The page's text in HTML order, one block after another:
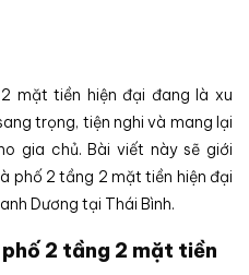
mặt tiền hiện đại đang là xu
trọng, tiện nghi và mang lại
gia chủ. Bài viết này sẽ giới
phố 2 tầng 2 mặt tiền hiện đại
Dương tại Thái Bình.
2 tầng 2 mặt tiền